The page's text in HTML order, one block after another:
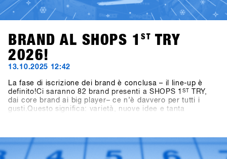
BRAND AL SHOPS 1 ST TRY
2026!
13.10.2025 12:42
La fase di iscrizione dei brand è conclusa – il line-up è
definito!Ci saranno 82 brand presenti a SHOPS 1 ST
TRY,
dai core brand ai big player– ce n’è davvero per tutti i
gusti.Questo significa: varietà, nuove idee e tanta